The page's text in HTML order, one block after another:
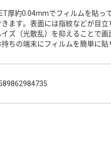
厚約0.04mmでフィルムを貼っ
きます。表面には指紋などが目立
イズ（光散乱）を抑えることで
持ちの端末にフィルムを簡単に貼